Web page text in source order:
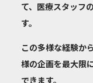
て、医療スタッフ
す。
この多様な経験か
様の企画を最大限
できます。